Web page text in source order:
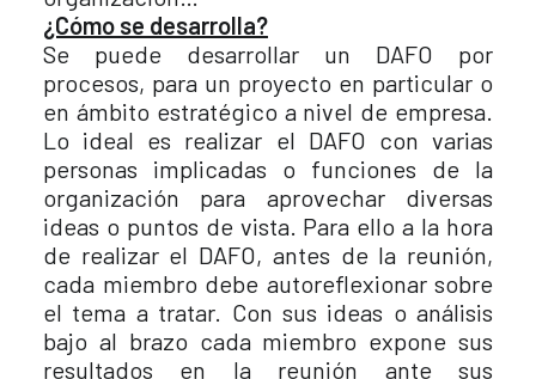
¿Cómo se desarrolla?
Se puede desarrollar un DAFO por
procesos, para un proyecto en particular o
en ámbito estratégico a nivel de empresa.
Lo ideal es realizar el DAFO con varias
personas implicadas o funciones de la
organización para aprovechar diversas
ideas o puntos de vista. Para ello a la hora
de realizar el DAFO, antes de la reunión,
cada miembro debe autoreflexionar sobre
el tema a tratar. Con sus ideas o análisis
bajo al brazo cada miembro expone sus
resultados en la reunión ante sus